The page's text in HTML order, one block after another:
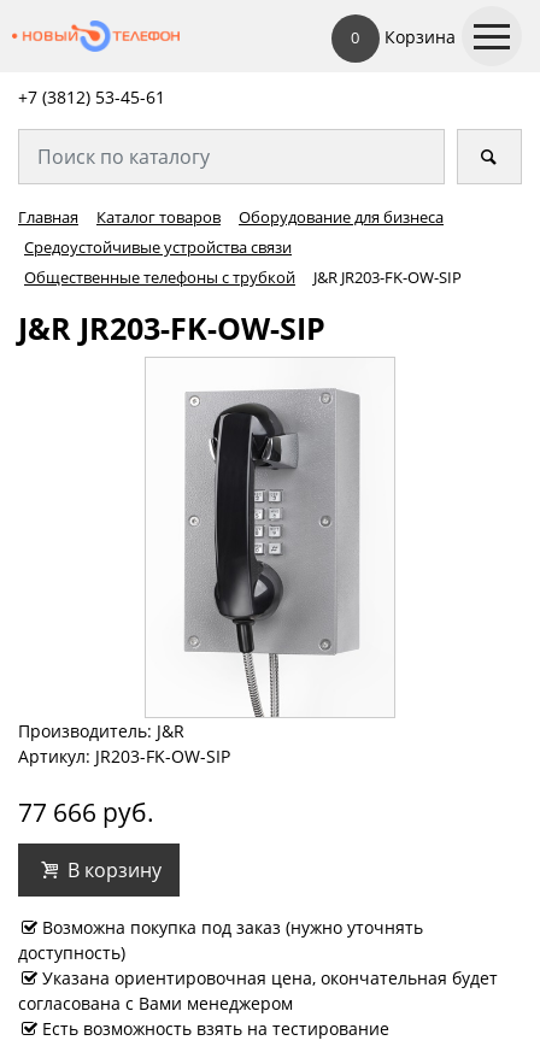
0 Корзина
+7 (3812) 53-45-61
Главная Каталог товаров
Оборудование для бизнеса
Средоустойчивые устройства связи
Общественные телефоны с трубкой
J&R JR203-FK-OW-SIP
J&R JR203-FK-OW-SIP
Производитель: J&R
Артикул: JR203-FK-OW-SIP
77 666 руб.
В корзину
Возможна покупка под заказ (нужно уточнять
доступность)
Указана ориентировочная цена, окончательная будет
согласована с Вами менеджером
Есть возможность взять на тестирование